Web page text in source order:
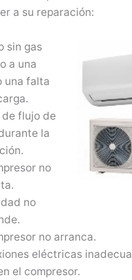
a su reparación:
sin gas
a una
una falta
de flujo de
la
no
no
no arranca.
eléctricas
el compresor.